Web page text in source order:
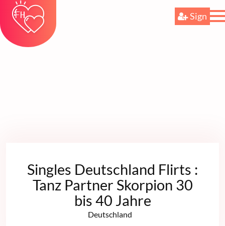
Sign
Singles Deutschland Flirts :
Tanz Partner Skorpion 30
bis 40 Jahre
Deutschland